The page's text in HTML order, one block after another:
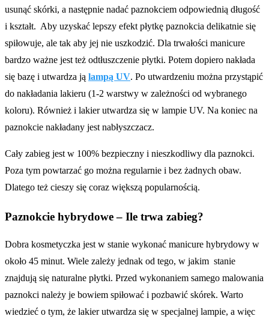
usunąć skórki, a następnie nadać paznokciem odpowiednią długość
i kształt. Aby uzyskać lepszy efekt płytkę paznokcia delikatnie się
spiłowuje, ale tak aby jej nie uszkodzić. Dla trwałości manicure
bardzo ważne jest też odtłuszczenie płytki. Potem dopiero nakłada
się bazę i utwardza ją lampą UV. Po utwardzeniu można przystąpić
do nakładania lakieru (1-2 warstwy w zależności od wybranego
koloru). Również i lakier utwardza się w lampie UV. Na koniec na
paznokcie nakładany jest nabłyszczacz.
Cały zabieg jest w 100% bezpieczny i nieszkodliwy dla paznokci.
Poza tym powtarzać go można regularnie i bez żadnych obaw.
Dlatego też cieszy się coraz większą popularnością.
Paznokcie hybrydowe – Ile trwa zabieg?
Dobra kosmetyczka jest w stanie wykonać manicure hybrydowy w
około 45 minut. Wiele zależy jednak od tego, w jakim stanie
znajdują się naturalne płytki. Przed wykonaniem samego malowania
paznokci należy je bowiem spiłować i pozbawić skórek. Warto
wiedzieć o tym, że lakier utwardza się w specjalnej lampie, a więc